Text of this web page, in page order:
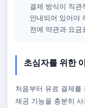
결제 방식이 직관
안내되어 있어야
전에 약관과 요금
초심자를 위한
처음부터 유료 결제를
제공 기능을 충분히